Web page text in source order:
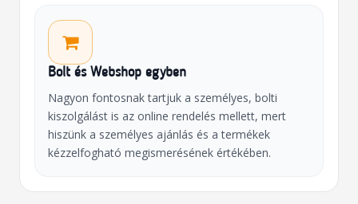
Bolt és Webshop egyben
Nagyon fontosnak tartjuk a személyes, bolti
kiszolgálást is az online rendelés mellett, mert
hiszünk a személyes ajánlás és a termékek
kézzelfogható megismerésének értékében.